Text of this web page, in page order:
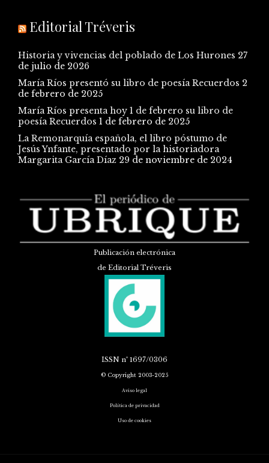
Editorial Tréveris
Historia y vivencias del poblado de Los Hurones 27
de julio de 2026
María Ríos presentó su libro de poesía Recuerdos 2
de febrero de 2025
María Ríos presenta hoy 1 de febrero su libro de
poesía Recuerdos 1 de febrero de 2025
La Remonarquía española, el libro póstumo de
Jesús Ynfante, presentado por la historiadora
Margarita García Díaz 29 de noviembre de 2024
Publicación electrónica
de Editorial Tréveris
ISSN nº 1697/0306
© Copyright 2003-2025
Aviso legal
Política de privacidad
Uso de cookies